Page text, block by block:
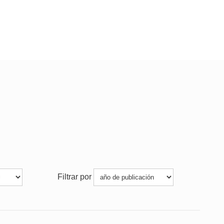
Filtrar por